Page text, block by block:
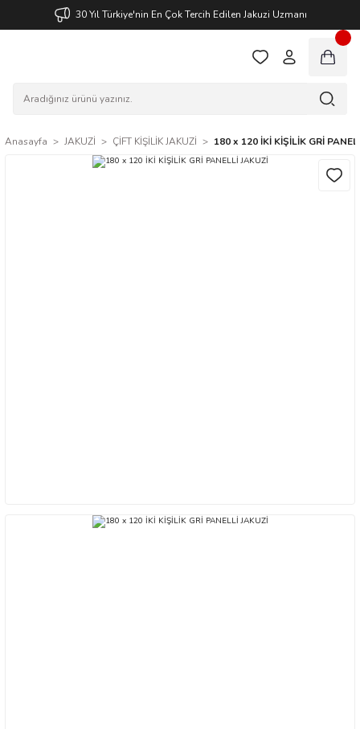
30 Yıl Türkiye'nin En Çok Tercih Edilen Jakuzi Uzmanı
Anasayfa JAKUZİ ÇİFT KİŞİLİK JAKUZİ 180 x 120 İKİ KİŞİLİK GRİ